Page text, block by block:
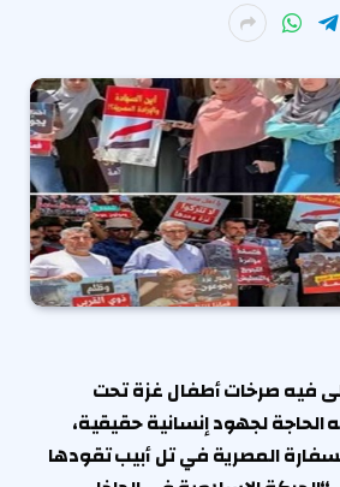
فيه صرخات أطفال غزة تحت
لجهود إنسانية حقيقية،
المصرية في تل أبيب تقودها